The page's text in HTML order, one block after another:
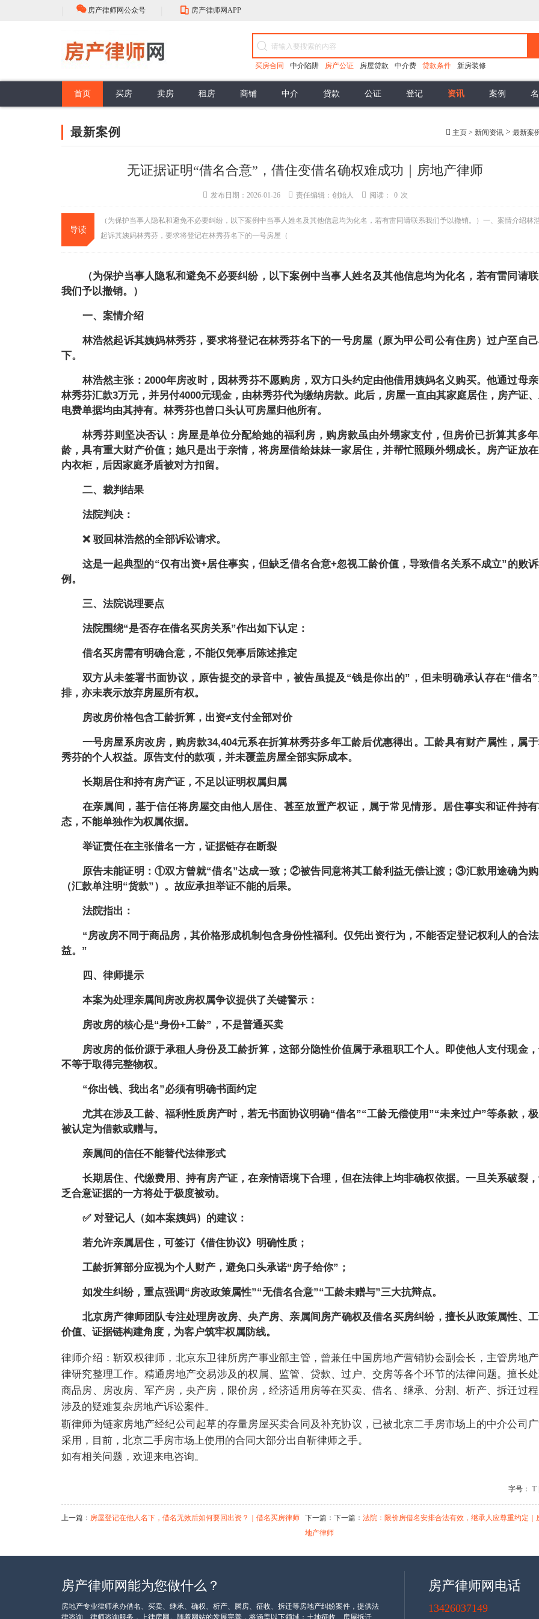
房产律师网公众号 房产律师网APP
买房合同 中介陷阱 房产公证 房屋贷款 中介费 贷款条件 新房装修
首页 买房
面积误差 面积误差 公共部分 共有部分 按揭合同 交付条件 逾期交房 逾期付款 逾期办证
卖房 租房 商铺 中介 贷款 公证 登记 资讯
行业动态
案例
最新案例 主页 > 新闻资讯 > 最新案
无证据证明“借名合意”，借住变借名确权难成功｜房地产律师
发布日期：2026-01-26 责任编辑：创始人 阅读： 0 次
导读
（为保护当事人隐私和避免不必要纠纷，以下案例中当事人姓名及其他信息均为化名，若有雷同请联系我们予以撤销。）一、案情介绍林
起诉其姨妈林秀芬，要求将登记在林秀芬名下的一号房屋（
（为保护当事人隐私和避免不必要纠纷，以下案例中当事人姓名及其他信息均为化名，若有雷同请
我们予以撤销。）
一、案情介绍
林浩然起诉其姨妈林秀芬，要求将登记在林秀芬名下的一号房屋（原为甲公司公有住房）过户至自
下。
林浩然主张： 2000年房改时，因林秀芬不愿购房，双方口头约定由他借用姨妈名义购买。他通过母
林秀芬汇款3万元，并另付4000元现金，由林秀芬代为缴纳房款。此后，房屋一直由其家庭居住，房产证
电费单据均由其持有。林秀芬也曾口头认可房屋归他所有。
林秀芬则坚决否认：房屋是单位分配给她的福利房，购房款虽由外甥家支付，但房价已折算其多
龄，具有重大财产价值；她只是出于亲情，将房屋借给妹妹一家居住，并帮忙照顾外甥成长。房产证放
内衣柜，后因家庭矛盾被对方扣留。
二、裁判结果
法院判决：
❌ 驳回林浩然的全部诉讼请求。
这是一起典型的“仅有出资+居住事实，但缺乏借名合意+忽视工龄价值，导致借名关系不成立”的败
例。
三、法院说理要点
法院围绕“是否存在借名买房关系”作出如下认定：
借名买房需有明确合意，不能仅凭事后陈述推定
双方从未签署书面协议，原告提交的录音中，被告虽提及“钱是你出的”，但未明确承认存在“借名
排，亦未表示放弃房屋所有权。
房改房价格包含工龄折算，出资≠支付全部对价
一号房屋系房改房，购房款34,404元系在折算林秀芬多年工龄后优惠得出。工龄具有财产属性，属
秀芬的个人权益。原告支付的款项，并未覆盖房屋全部实际成本。
长期居住和持有房产证，不足以证明权属归属
在亲属间，基于信任将房屋交由他人居住、甚至放置产权证，属于常见情形。居住事实和证件持
态，不能单独作为权属依据。
举证责任在主张借名一方，证据链存在断裂
原告未能证明：①双方曾就“借名”达成一致；②被告同意将其工龄利益无偿让渡；③汇款用途确为
（汇款单注明“货款”）。故应承担举证不能的后果。
法院指出：
“房改房不同于商品房，其价格形成机制包含身份性福利。仅凭出资行为，不能否定登记权利人的合
益。”
四、律师提示
本案为处理亲属间房改房权属争议提供了关键警示：
房改房的核心是“身份+工龄”，不是普通买卖
房改房的低价源于承租人身份及工龄折算，这部分隐性价值属于承租职工个人。即使他人支付现金
不等于取得完整物权。
“你出钱、我出名”必须有明确书面约定
尤其在涉及工龄、福利性质房产时，若无书面协议明确“借名”“工龄无偿使用”“未来过户”等条款，
被认定为借款或赠与。
亲属间的信任不能替代法律形式
长期居住、代缴费用、持有房产证，在亲情语境下合理，但在法律上均非确权依据。一旦关系破裂
乏合意证据的一方将处于极度被动。
✅ 对登记人（如本案姨妈）的建议：
若允许亲属居住，可签订《借住协议》明确性质；
工龄折算部分应视为个人财产，避免口头承诺“房子给你”；
如发生纠纷，重点强调“房改政策属性”“无借名合意”“工龄未赠与”三大抗辩点。
北京房产律师团队专注处理房改房、央产房、亲属间房产确权及借名买房纠纷，擅长从政策属性、
价值、证据链构建角度，为客户筑牢权属防线。
律师介绍：靳双权律师，北京东卫律所房产事业部主管，曾兼任中国房地产营销协会副会长，主管房地
律研究整理工作。精通房地产交易涉及的权属、监管、贷款、过户、交房等各个环节的法律问题。擅长
商品房、房改房、军产房，央产房，限价房，经济适用房等在买卖、借名、继承、分割、析产、拆迁过
涉及的疑难复杂房地产诉讼案件。
靳律师为链家房地产经纪公司起草的存量房屋买卖合同及补充协议，已被北京二手房市场上的中介公司
采用，目前，北京二手房市场上使用的合同大部分出自靳律师之手。
如有相关问题，欢迎来电咨询。
字号： T
上一篇： 房屋登记在他人名下，借名无效后如何要回出资？｜借名买房律师 下一篇：下一篇： 法院：限价房借名安排合法有效，继承人应尊重约定｜
地产律师
相关阅读
房产律师网能为您做什么？
房地产专业律师承办借名、买卖、继承、确权、析产、腾房、征收、拆迁等房地产纠纷案件，提供法
律咨询、律师咨询服务，上律房网。随着网站的发展完善，将涵盖以下领域：土地征收、房屋拆迁、
房产律师网电话
13426037149